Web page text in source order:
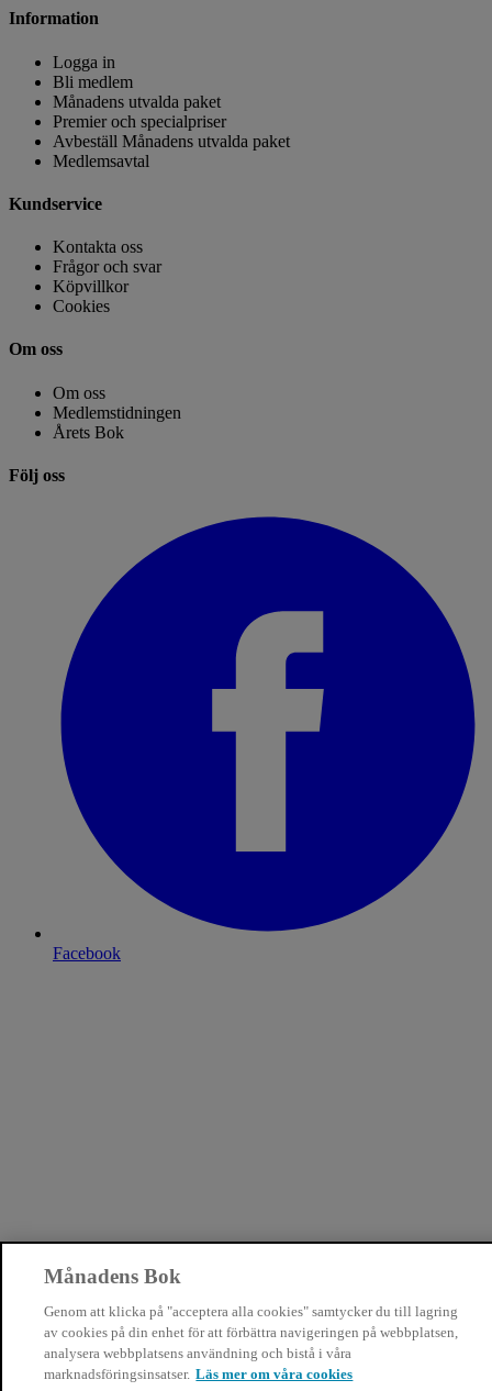
Information
Logga in
Bli medlem
Månadens utvalda paket
Premier och specialpriser
Avbeställ Månadens utvalda paket
Medlemsavtal
Kundservice
Kontakta oss
Frågor och svar
Köpvillkor
Cookies
Om oss
Om oss
Medlemstidningen
Årets Bok
Följ oss
Facebook
Månadens Bok
Genom att klicka på "acceptera alla cookies" samtycker du till lagring
av cookies på din enhet för att förbättra navigeringen på webbplatsen,
analysera webbplatsens användning och bistå i våra
marknadsföringsinsatser. Läs mer om våra cookies